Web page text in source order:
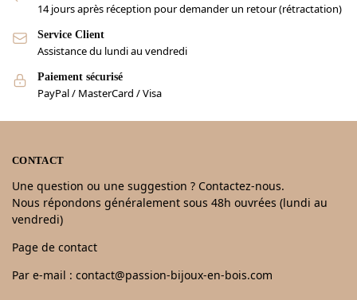
14 jours après réception pour demander un retour (rétractation)
Service Client
Assistance du lundi au vendredi
Paiement sécurisé
PayPal / MasterCard / Visa
CONTACT
Une question ou une suggestion ? Contactez-nous.
Nous répondons généralement sous 48h ouvrées (lundi au
vendredi)
Page de contact
Par e-mail : contact@passion-bijoux-en-bois.com